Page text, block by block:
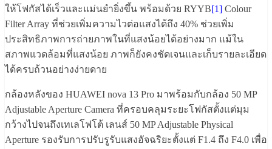
ให้โฟกัสได้เร็วและแม่นยำยิ่งขึ้น พร้อมด้วย RYYB[1] Colour
Filter Array ที่ช่วยเพิ่มความไวต่อแสงได้ถึง 40% ช่วยเพิ่ม
ประสิทธิภาพการถ่ายภาพในที่แสงน้อยได้อย่างมาก แม้ใน
สภาพแวดล้อมที่แสงน้อย ภาพก็ยังคงชัดเจนและเก็บรายละเอียด
ได้ครบถ้วนอย่างง่ายดาย
กล้องหลังของ HUAWEI nova 13 Pro มาพร้อมกับกล้อง 50 MP
Adjustable Aperture Camera ที่ครอบคลุมระยะโฟกัสตั้งแต่มุม
กว้างไปจนถึงเทเลโฟโต้ เลนส์ 50 MP Adjustable Physical
Aperture รองรับการปรับรูรับแสงอัจฉริยะตั้งแต่ F1.4 ถึง F4.0 เพื่อ